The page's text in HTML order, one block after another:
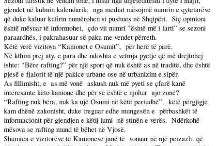
gjendet në kulmin kalendarik; nga mediat mësojmë numrin e qytetarëve
që duke kaluar kufirin numërohen si pushues në Shqipëri. Siç opinioni
është mësuar të informohet, çdo vit numri ”është më i larti” se sezoni
paraardhës, i pakrahasuar së paku me vendet përreth.
Këtë verë vizitova “Kanionet e Osumit”, për herë të parë.
Në kthim prej aty, e para dhe ndoshta e vetmja pyetje që më drejtohej
ishte: “Bëre rafting?” për një sport që nuk është as në traditë, dhe është
pjesë e fjalorit të një pakice urbane ose në urbanizim e sipër.
As fillimisht, e as më vonë askush nuk më pyeti se çfarë kanë
interesante këto kanione dhe për se është e njohur ajo zonë?
“Rafting nuk bëra, nuk ka ujë Osumi në këtë periudhë”, këtë përgjigje
kam dhënë zakonisht, duke treguar edhe mungesën e përbashkët të
informacionit për gjendjen e këtij lumi në stinën e verës. Ndërkohë
mësova se rafting mund të bëhet në Vjosë.
Shumica e vizitorëve të Kanioneve janë të vonuar në një peizazh që